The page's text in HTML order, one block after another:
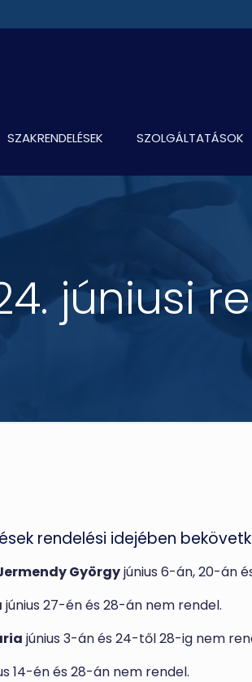
SZAKRENDELÉSEK SZOLGÁLTATÁSOK
júniusi
rendelési idejében
Györgyjúnius 6-án, 20-án
június 27-én és 28-án nem rendel.
június 3-án és 24-től 28-ig nem
14-én és 28-án nem rendel.